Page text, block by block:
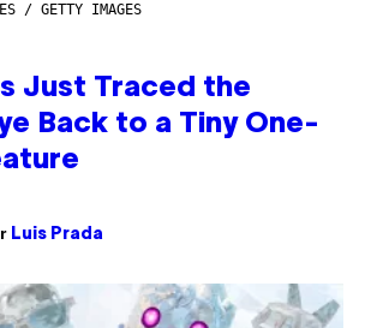
/ GETTY IMAGES
Just Traced the
Back to a Tiny One-
Luis Prada